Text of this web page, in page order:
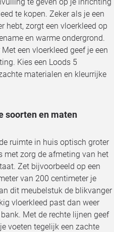
Alle
te kopen. Zeker als je een
hebt, zorgt een vloerkleed op
en warme ondergrond.
een vloerkleed geef je een
Kies een Loods 5
materialen en kleurrijke
soorten en maten
ruimte in huis optisch groter
met zorg de afmeting van het
Zet bijvoorbeeld op een
van 200 centimeter je
dit meubelstuk de blikvanger
vloerkleed past dan weer
Met de rechte lijnen geef
voeten tegelijk een zachte